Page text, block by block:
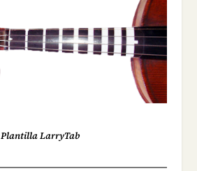
Plantilla LarryTab